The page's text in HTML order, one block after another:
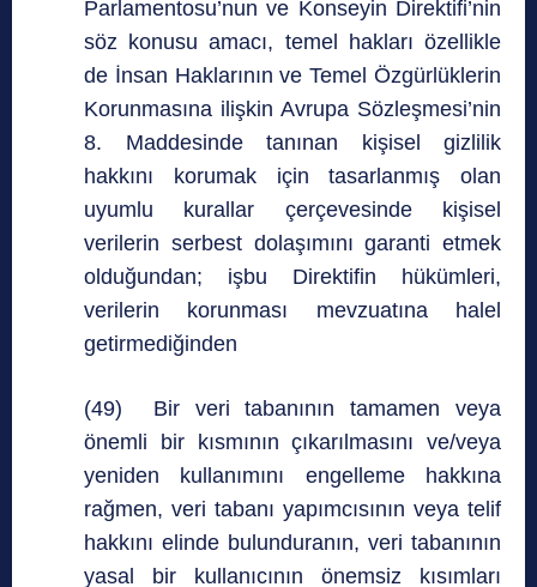
Parlamentosu’nun ve Konseyin Direktifi’nin
söz konusu amacı, temel hakları özellikle
de İnsan Haklarının ve Temel Özgürlüklerin
Korunmasına ilişkin Avrupa Sözleşmesi’nin
8. Maddesinde tanınan kişisel gizlilik
hakkını korumak için tasarlanmış olan
uyumlu kurallar çerçevesinde kişisel
verilerin serbest dolaşımını garanti etmek
olduğundan; işbu Direktifin hükümleri,
verilerin korunması mevzuatına halel
getirmediğinden
(49) Bir veri tabanının tamamen veya
önemli bir kısmının çıkarılmasını ve/veya
yeniden kullanımını engelleme hakkına
rağmen, veri tabanı yapımcısının veya telif
hakkını elinde bulunduranın, veri tabanının
yasal bir kullanıcının önemsiz kısımları